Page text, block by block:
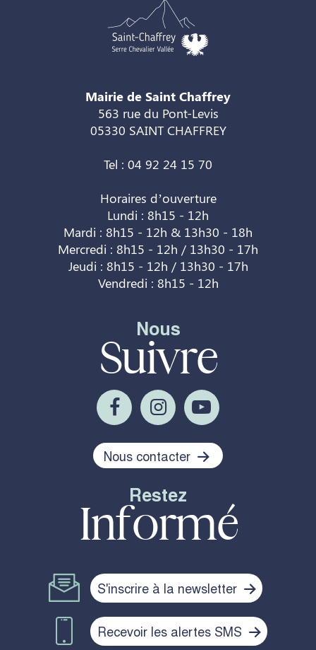
Mairie de Saint Chaffrey
563 rue du Pont-Levis
05330 SAINT CHAFFREY
Tel : 04 92 24 15 70
Horaires d’ouverture
Lundi : 8h15 - 12h
Mardi : 8h15 - 12h & 13h30 - 18h
Mercredi : 8h15 - 12h / 13h30 - 17h
Jeudi : 8h15 - 12h / 13h30 - 17h
Vendredi : 8h15 - 12h
Nous
Suivre
Nous contacter
Restez
Informé
S'inscrire à la newsletter
Recevoir les alertes SMS